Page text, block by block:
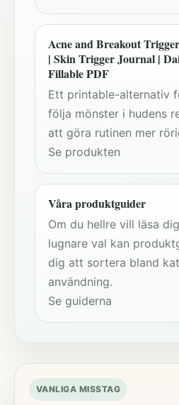
Acne and Breakout
| Skin Trigger Journal |
Fillable PDF
Ett printable-alternativ
följa mönster i hudens
att göra rutinen mer
Se produkten
Våra produktguider
Om du hellre vill läsa
lugnare val kan
dig att sortera bland
användning.
Se guiderna
VANLIGA MISSTAG